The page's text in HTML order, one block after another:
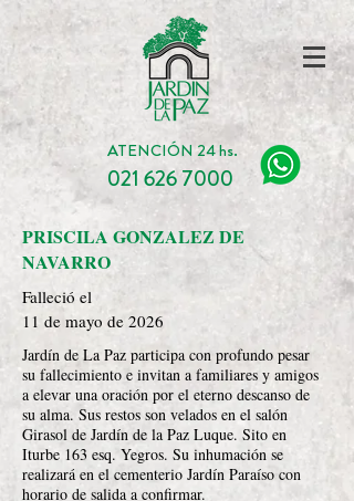
ATENCIÓN 24 hs.
021 626 7000
PRISCILA GONZALEZ DE
NAVARRO
Falleció el
11 de mayo de 2026
Jardín de La Paz participa con profundo pesar
su fallecimiento e invitan a familiares y amigos
a elevar una oración por el eterno descanso de
su alma. Sus restos son velados en el salón
Girasol de Jardín de la Paz Luque. Sito en
Iturbe 163 esq. Yegros. Su inhumación se
realizará en el cementerio Jardín Paraíso con
horario de salida a confirmar.